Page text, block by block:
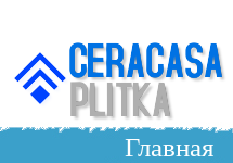
Главная